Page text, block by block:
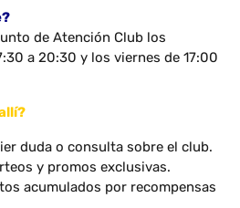
de Atención Club los
a 20:30 y los viernes de 17:00
duda o consulta sobre el club.
y promos exclusivas.
acumulados por recompensas